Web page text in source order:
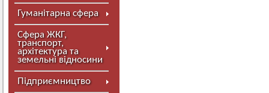
Гуманітарна сфера
Сфера ЖКГ,
транспорт,
архітектура та
земельні відносини
Підприємництво